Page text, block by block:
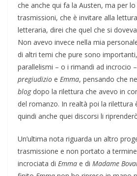
che anche qui fa la Austen, ma per
trasmissioni, che è invitare alla
letteraria, direi che quel che si
Non avevo invece nella mia
di altri temi che pure sono
parallelismi – o i rimandi ad incrocio
pregiudizio e Emma, pensando che
blogdopo la rilettura che avevo in
del romanzo. In realtà poi la rilettura
quindi anche quei discorsi li
Un’ultima nota riguarda un altro
trasmissione e non portato a
incrociata di Emma e di Madame